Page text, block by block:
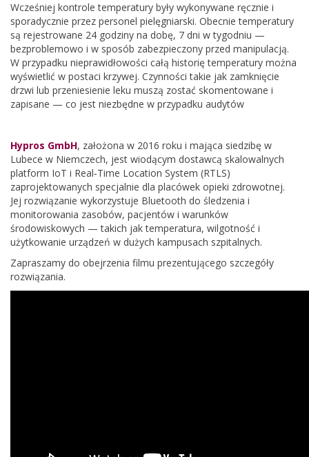
Wcześniej kontrole temperatury były wykonywane ręcznie i
sporadycznie przez personel pielęgniarski. Obecnie temperatury
są rejestrowane 24 godziny na dobę, 7 dni w tygodniu —
bezproblemowo i w sposób zabezpieczony przed manipulacją.
W przypadku nieprawidłowości całą historię temperatury można
wyświetlić w postaci krzywej. Czynności takie jak zamknięcie
drzwi lub przeniesienie leku muszą zostać skomentowane i
zapisane — co jest niezbędne w przypadku audytów
Hypros GmbH, założona w 2016 roku i mająca siedzibę w
Lubece w Niemczech, jest wiodącym dostawcą skalowalnych
platform IoT i Real‑Time Location System (RTLS)
zaprojektowanych specjalnie dla placówek opieki zdrowotnej.
Jej rozwiązanie wykorzystuje Bluetooth do śledzenia i
monitorowania zasobów, pacjentów i warunków
środowiskowych — takich jak temperatura, wilgotność i
użytkowanie urządzeń w dużych kampusach szpitalnych.
Zapraszamy do obejrzenia filmu prezentującego szczegóły
rozwiązania.